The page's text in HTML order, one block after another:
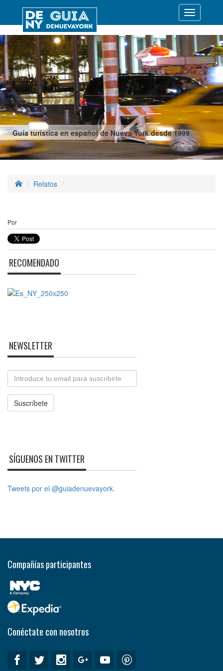
Guía turística en español de Nueva York desde 1999
Desplegar
Relatos
Por
RECOMENDADO
NEWSLETTER
Email
Suscríbete
SÍGUENOS EN TWITTER
Tweets por el @guiadenuevayork.
Compañías participantes
Conéctate con nosotros